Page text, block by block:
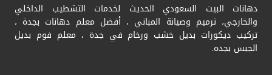
دهانات البيت السعودي الحديث لخدمات التشطيب الداخلي
والخارجي، ترميم وصيانة المباني ، أفضل معلم دهانات بجدة ،
تركيب ديكورات بديل خشب ورخام في جدة ، معلم فوم بديل
الجبس بجده.